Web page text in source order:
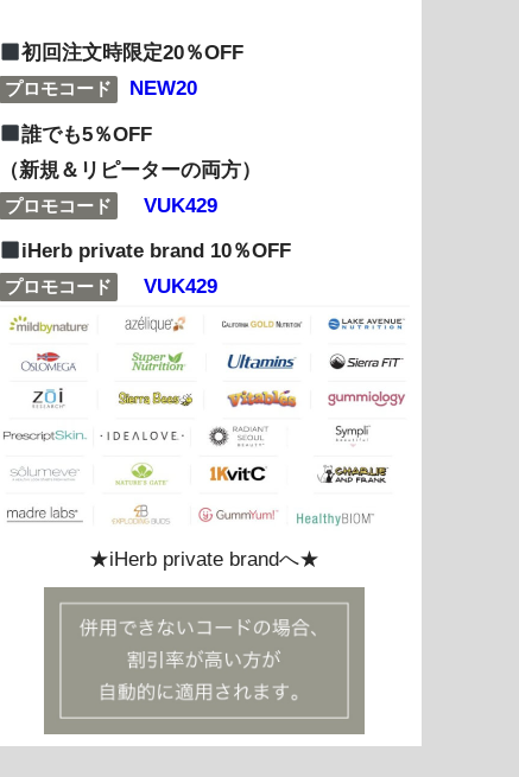
初回注文時限定20％OFF
プロモコード NEW20
誰でも5％OFF
（新規＆リピーターの両方）
プロモコード VUK429
iHerb private brand 10％OFF
プロモコード VUK429
★iHerb private brandへ★